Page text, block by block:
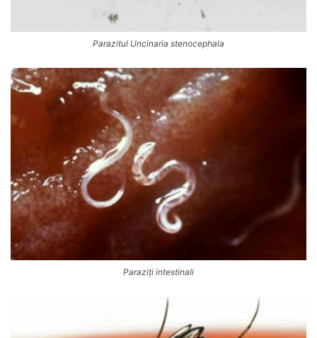
Parazitul Uncinaria stenocephala
Paraziți intestinali